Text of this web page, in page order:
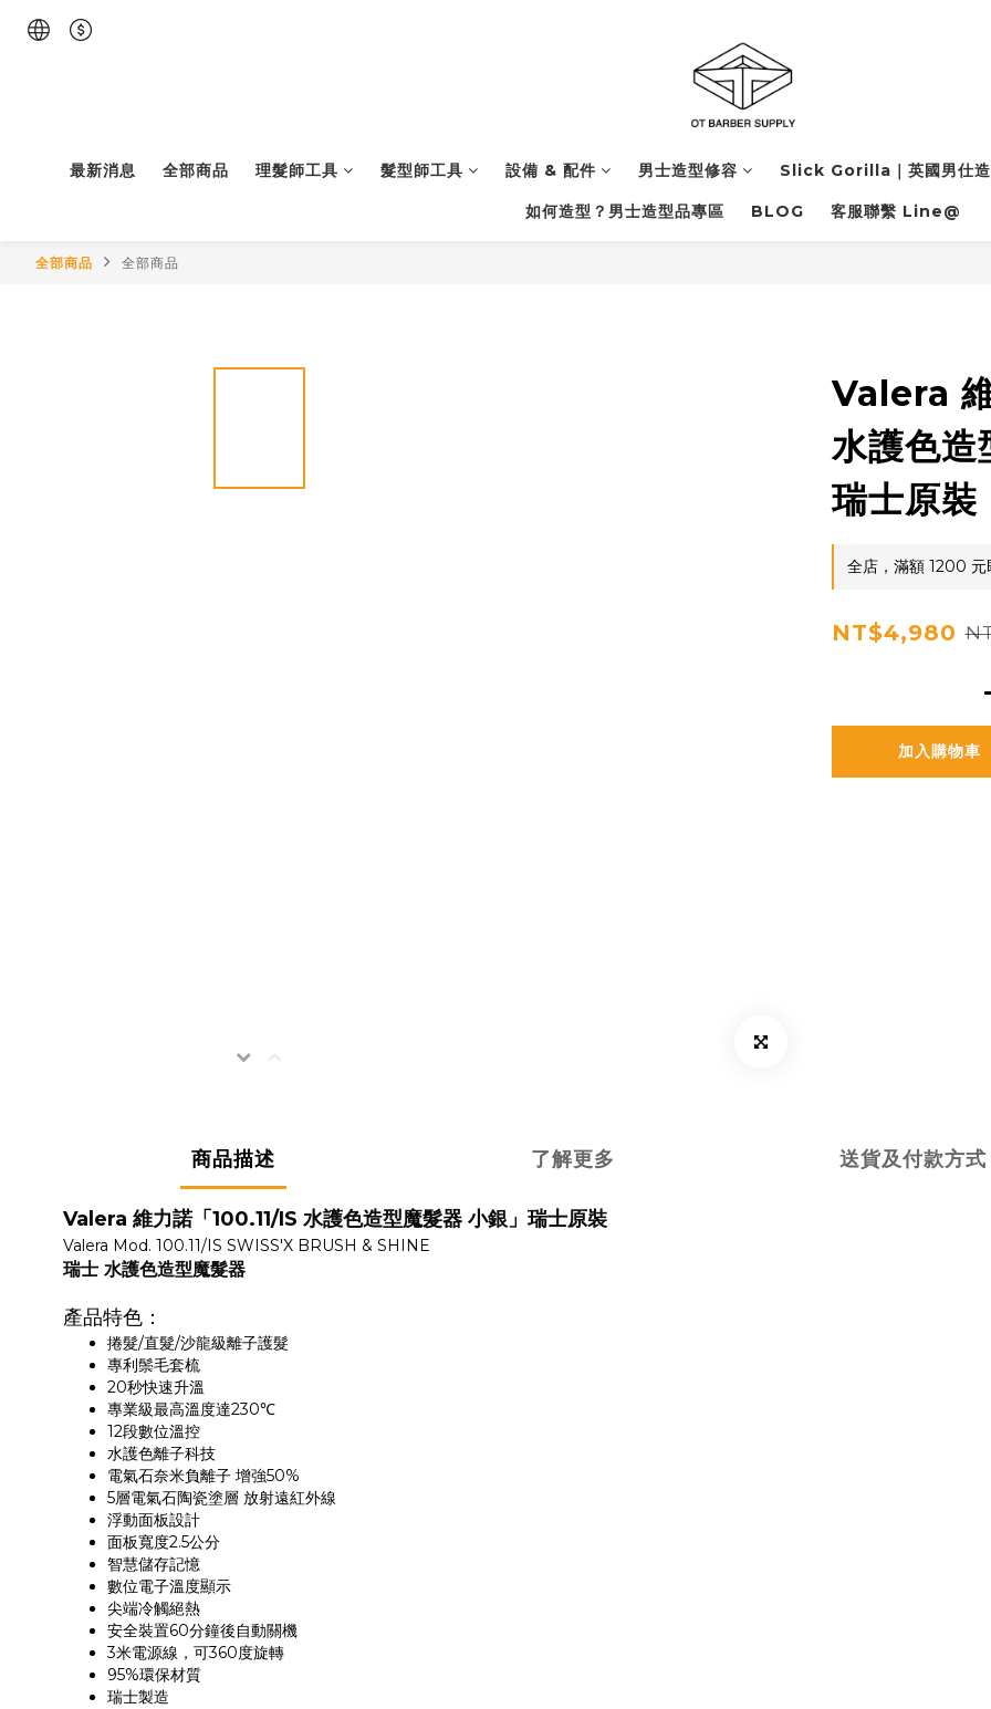
最新消息 全部商品 理髮師工具 髮型師工具 設備 & 配件 男士造型修容 Slick Gorilla｜英國男仕
如何造型？男士造型品專區 BLOG 客服聯繫 Line@
全部商品 全部商品
Valera
水護色造
瑞士原裝
全店，滿額 1200 元
NT$4,980
加入購物車
商品描述 了解更多 送貨及付款方式
Valera 維力諾「100.11/IS 水護色造型魔髮器 小銀」瑞士原裝
Valera Mod. 100.11/IS SWISS'X BRUSH & SHINE
瑞士 水護色造型魔髮器
產品特色：
捲髮/直髮/沙龍級離子護髮
專利鬃毛套梳
20秒快速升溫
專業級最高溫度達230℃
12段數位溫控
水護色離子科技
電氣石奈米負離子 增強50%
5層電氣石陶瓷塗層 放射遠紅外線
浮動面板設計
面板寬度2.5公分
智慧儲存記憶
數位電子溫度顯示
尖端冷觸絕熱
安全裝置60分鐘後自動關機
3米電源線，可360度旋轉
95%環保材質
瑞士製造